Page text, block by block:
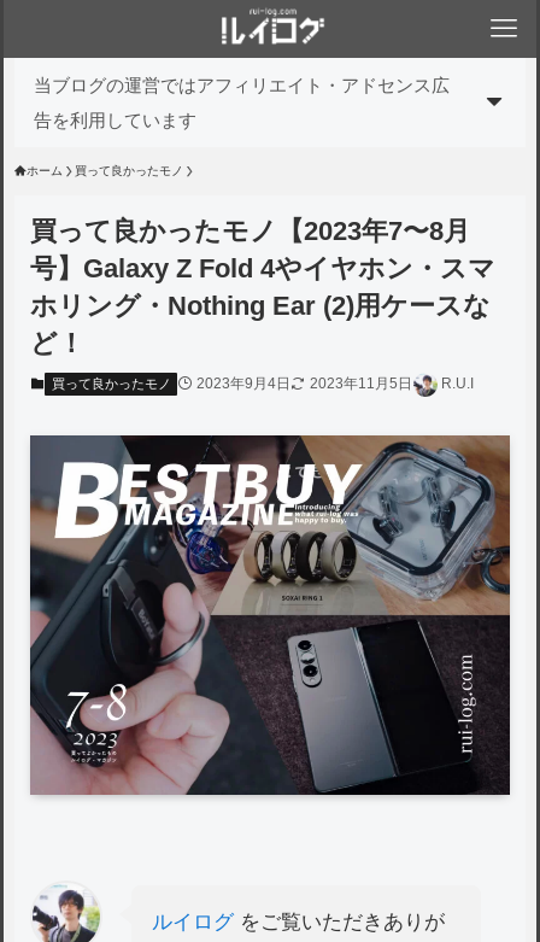
当ブログの運営ではアフィリエイト・アドセンス広
告を利用しています
ホーム 買って良かったモノ
買って良かったモノ【2023年7〜8月
号】Galaxy Z Fold 4やイヤホン・スマ
ホリング・Nothing Ear (2)用ケースな
ど！
買って良かったモノ 2023年9月4日 2023年11月5日 R.U.I
ルイログをご覧いただきありが